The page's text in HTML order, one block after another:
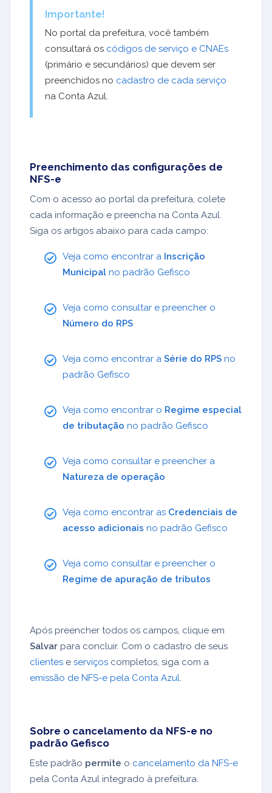
Importante!
No portal da prefeitura, você também
consultará os códigos de serviço e CNAEs
(primário e secundários) que devem ser
preenchidos no cadastro de cada serviço
na Conta Azul.
Preenchimento das configurações de
NFS-e
Com o acesso ao portal da prefeitura, colete
cada informação e preencha na Conta Azul.
Siga os artigos abaixo para cada campo:
Veja como encontrar a Inscrição
Municipal no padrão Gefisco
Veja como consultar e preencher o
Número do RPS
Veja como encontrar a Série do RPS no
padrão Gefisco
Veja como encontrar o Regime especial
de tributação no padrão Gefisco
Veja como consultar e preencher a
Natureza de operação
Veja como encontrar as Credenciais de
acesso adicionais no padrão Gefisco
Veja como consultar e preencher o
Regime de apuração de tributos
Após preencher todos os campos, clique em
Salvar para concluir. Com o cadastro de seus
clientes e serviços completos, siga com a
emissão de NFS-e pela Conta Azul
Sobre o cancelamento da NFS-e no
padrão Gefisco
Este padrão permite o cancelamento da NFS-e
pela Conta Azul integrado à prefeitura.